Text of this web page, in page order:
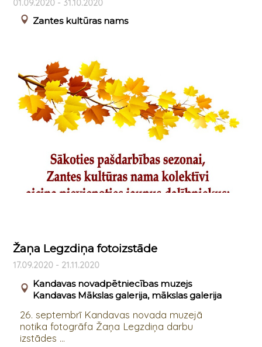
01.09.2020 - 31.10.2020
Zantes kultūras nams
Žaņa Legzdiņa fotoizstāde
17.09.2020 - 21.11.2020
Kandavas novadpētniecības muzejs
Kandavas Mākslas galerija, mākslas galerija
26. septembrī Kandavas novada muzejā
notika fotogrāfa Žaņa Legzdiņa darbu
izstādes ...